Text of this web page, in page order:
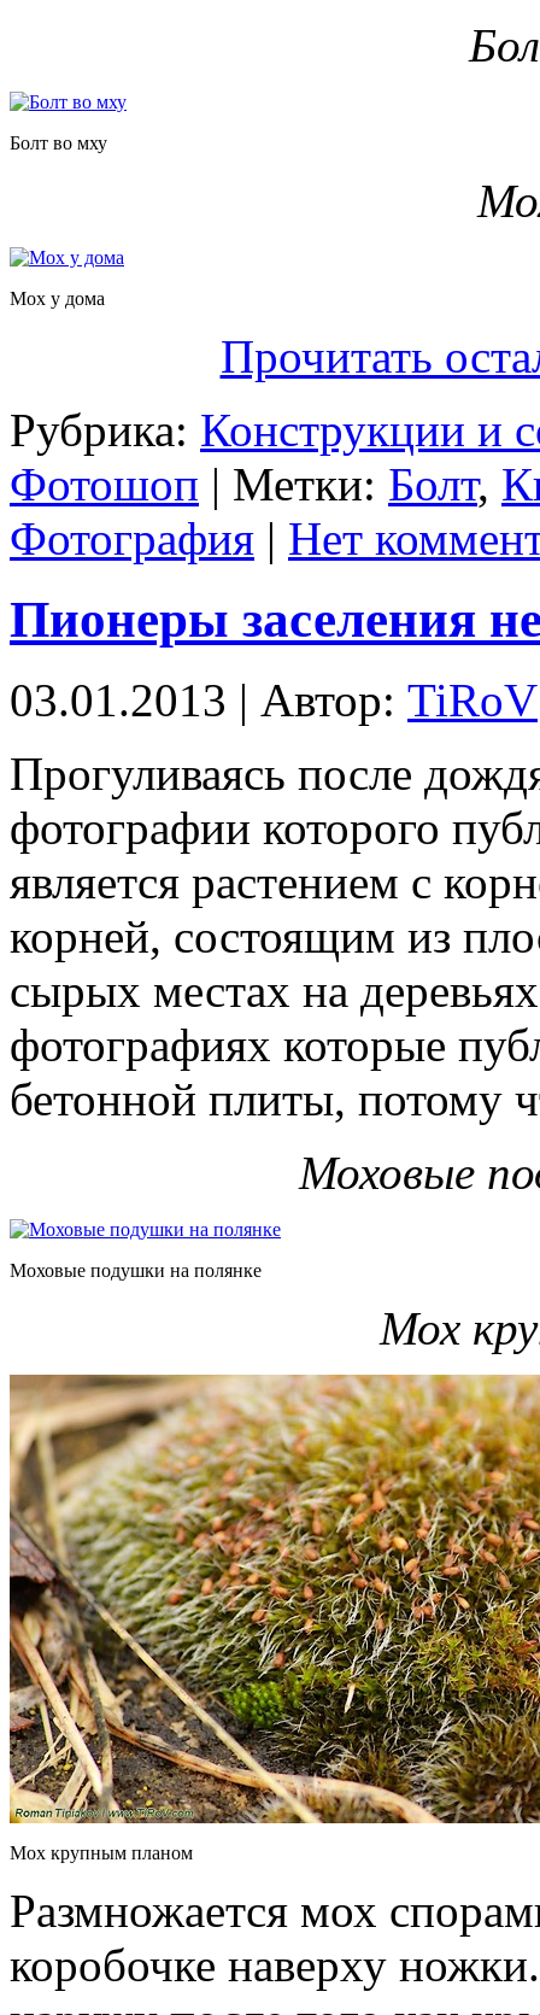
Болт во мху
Мох у дома
Прочитать
Рубрика: Конструкции и
Фотошоп | Метки: Болт,
Фотография | Нет
Пионеры заселения
03.01.2013 | Автор: TiRoV
Прогуливаясь после
фотографии которого
является растением с
корней, состоящим из
сырых местах на
фотографиях которые
бетонной плиты, потому
Моховые
Моховые подушки на полянке
Мох
Мох крупным планом
Размножается мох
коробочке наверху